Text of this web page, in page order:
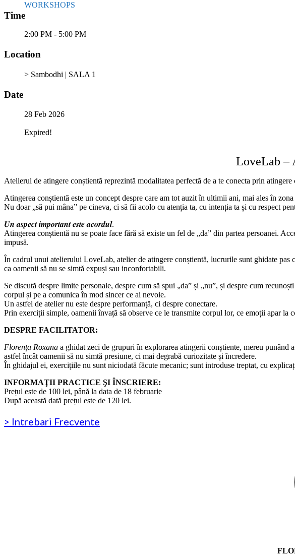
WORKSHOPS
Time
2:00 PM - 5:00 PM
Location
> Sambodhi | SALA 1
Date
28 Feb 2026
Expired!
LoveLab –
Atelierul de atingere conștientă reprezintă modalitatea perfectă de a te conecta prin
Atingerea conștientă este un concept despre care am tot auzit în ultimii ani, mai ales în
Nu doar „să pui mâna” pe cineva, ci să fii acolo cu atenția ta, cu intenția ta și cu respect
𝑼𝒏 𝒂𝒔𝒑𝒆𝒄𝒕 𝒊𝒎𝒑𝒐𝒓𝒕𝒂𝒏𝒕 𝒆𝒔𝒕𝒆 𝒂𝒄𝒐𝒓𝒅𝒖𝒍.
Atingerea conștientă nu se poate face fără să existe un fel de „da” din partea persoanei.
impusă.
În cadrul unui atelierului LoveLab, atelier de atingere conștientă, lucrurile sunt ghidate
ca oamenii să nu se simtă expuși sau inconfortabili.
Se discută despre limite personale, despre cum să spui „da” și „nu”, și despre cum
corpul și pe a comunica în mod sincer ce ai nevoie.
Un astfel de atelier nu este despre performanță, ci despre conectare.
Prin exerciții simple, oamenii învață să observe ce le transmite corpul lor, ce emoții apar la
DESPRE FACILITATOR:
Florența Roxana a ghidat zeci de grupuri în explorarea atingerii conștiente, mereu
astfel încât oamenii să nu simtă presiune, ci mai degrabă curiozitate și încredere.
În ghidajul ei, exercițiile nu sunt niciodată făcute mecanic; sunt introduse treptat, cu
INFORMAŢII PRACTICE ŞI ÎNSCRIERE:
Prețul este de 100 lei, până la data de 18 februarie
După această dată prețul este de 120 lei.
> Intrebari Frecvente